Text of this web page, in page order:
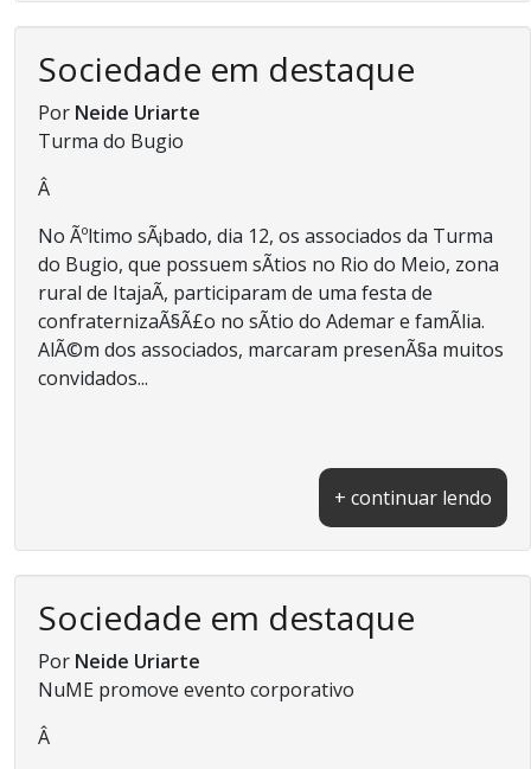
Sociedade em destaque
Por Neide Uriarte
Turma do Bugio
Â
No Ãºltimo sÃ¡bado, dia 12, os associados da Turma
do Bugio, que possuem sÃ­tios no Rio do Meio, zona
rural de ItajaÃ­, participaram de uma festa de
confraternizaÃ§Ã£o no sÃ­tio do Ademar e famÃ­lia.
AlÃ©m dos associados, marcaram presenÃ§a muitos
convidados...
+ continuar lendo
Sociedade em destaque
Por Neide Uriarte
NuME promove evento corporativo
Â